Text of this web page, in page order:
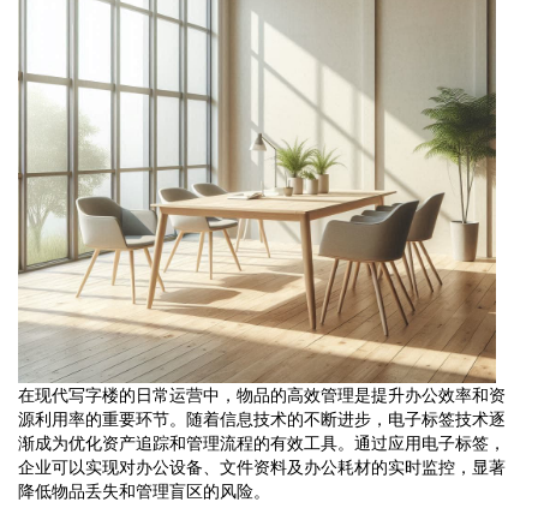
在现代写字楼的日常运营中，物品的高效管理是提升办公效率和资
源利用率的重要环节。随着信息技术的不断进步，电子标签技术逐
渐成为优化资产追踪和管理流程的有效工具。通过应用电子标签，
企业可以实现对办公设备、文件资料及办公耗材的实时监控，显著
降低物品丢失和管理盲区的风险。